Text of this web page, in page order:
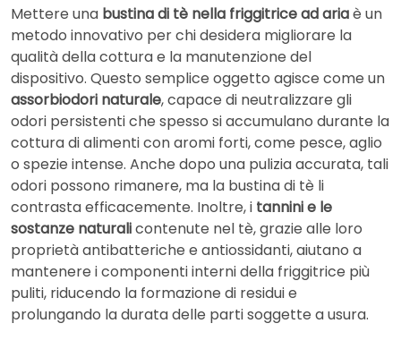
Mettere una bustina di tè nella friggitrice ad ariaè un
metodo innovativo per chi desidera migliorare la
qualità della cottura e la manutenzione del
dispositivo. Questo semplice oggetto agisce come un
assorbiodori naturale, capace di neutralizzare gli
odori persistenti che spesso si accumulano durante la
cottura di alimenti con aromi forti, come pesce, aglio
o spezie intense. Anche dopo una pulizia accurata, tali
odori possono rimanere, ma la bustina di tè li
contrasta efficacemente. Inoltre, i tannini e le
sostanze naturalicontenute nel tè, grazie alle loro
proprietà antibatteriche e antiossidanti, aiutano a
mantenere i componenti interni della friggitrice più
puliti, riducendo la formazione di residui e
prolungando la durata delle parti soggette a usura.